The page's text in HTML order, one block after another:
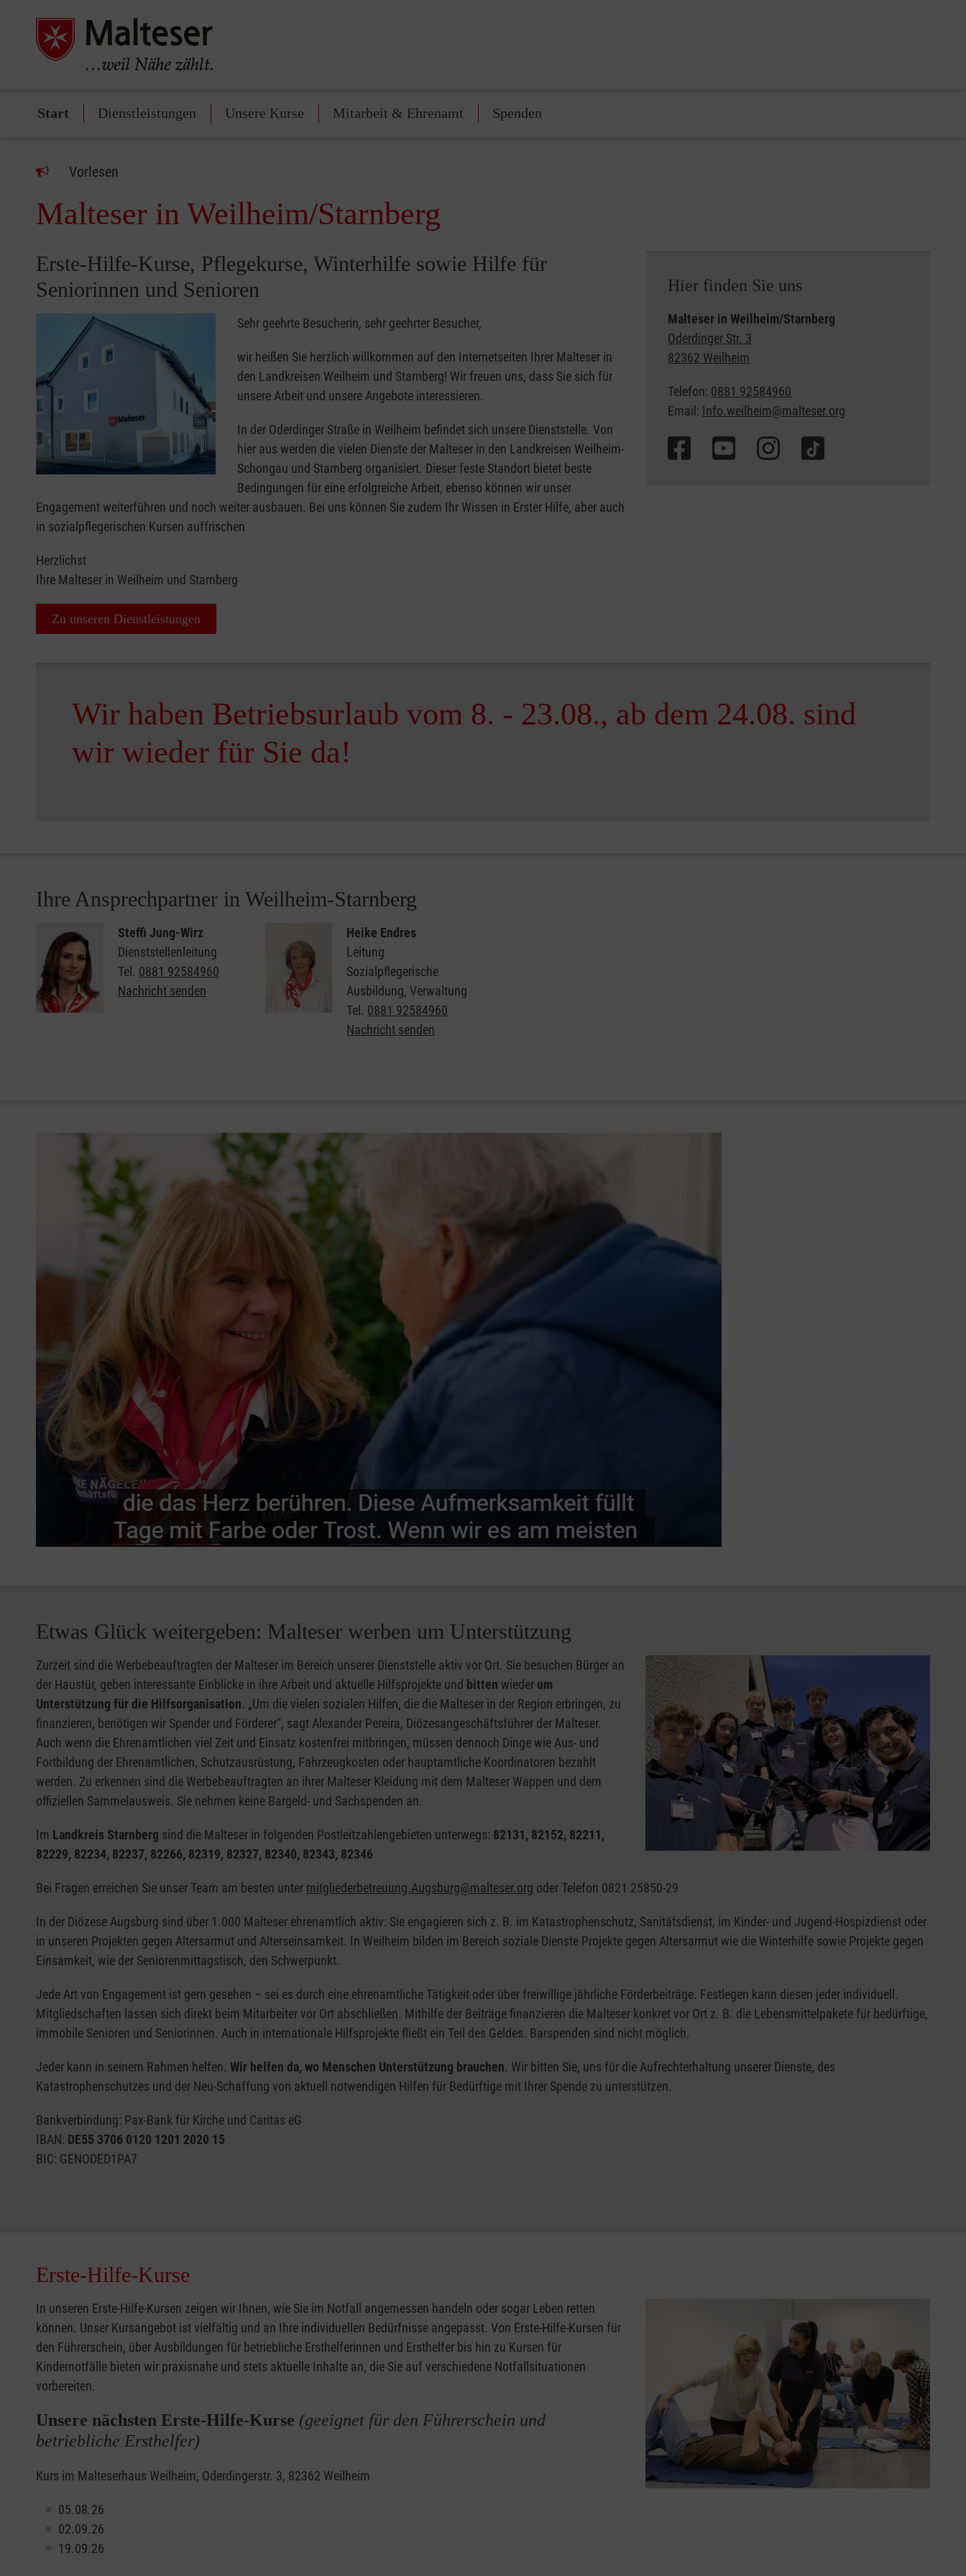
Start Dienstleistungen Unsere Kurse Mitarbeit & Ehrenamt Spenden
Vorlesen
Malteser in Weilheim/Starnberg
Erste-Hilfe-Kurse, Pflegekurse, Winterhilfe sowie Hilfe für
Seniorinnen und Senioren
Sehr geehrte Besucherin, sehr geehrter Besucher,
wir heißen Sie herzlich willkommen auf den Internetseiten Ihrer Malteser in
den Landkreisen Weilheim und Starnberg! Wir freuen uns, dass Sie sich für
unsere Arbeit und unsere Angebote interessieren.
In der Oderdinger Straße in Weilheim befindet sich unsere Dienststelle. Von
hier aus werden die vielen Dienste der Malteser in den Landkreisen Weilheim-
Schongau und Starnberg organisiert. Dieser feste Standort bietet beste
Bedingungen für eine erfolgreiche Arbeit, ebenso können wir unser
Engagement weiterführen und noch weiter ausbauen. Bei uns können Sie zudem Ihr Wissen in Erster Hilfe, aber auch
in sozialpflegerischen Kursen auffrischen
Herzlichst
Ihre Malteser in Weilheim und Starnberg
Zu unseren Dienstleistungen
Hier finden Sie uns
Malteser in Weilheim/Starnberg
Oderdinger Str. 3
82362 Weilheim
Telefon: 0881 92584960
Email: Info.weilheim@malteser.org
Wir haben Betriebsurlaub vom 8. - 23.08., ab dem 24.08. sind
wir wieder für Sie da!
Ihre Ansprechpartner in Weilheim-Starnberg
Steffi Jung-Wirz
Dienststellenleitung
Tel. 0881 92584960
Nachricht senden
Heike Endres
Leitung
Sozialpflegerische
Ausbildung, Verwaltung
Tel. 0881 92584960
Nachricht senden
Etwas Glück weitergeben: Malteser werben um Unterstützung
Zurzeit sind die Werbebeauftragten der Malteser im Bereich unserer Dienststelle aktiv vor Ort. Sie besuchen Bürger an
der Haustür, geben interessante Einblicke in ihre Arbeit und aktuelle Hilfsprojekte und bitten wieder um
Unterstützung für die Hilfsorganisation. „Um die vielen sozialen Hilfen, die die Malteser in der Region erbringen, zu
finanzieren, benötigen wir Spender und Förderer“, sagt Alexander Pereira, Diözesangeschäftsführer der Malteser.
Auch wenn die Ehrenamtlichen viel Zeit und Einsatz kostenfrei mitbringen, müssen dennoch Dinge wie Aus- und
Fortbildung der Ehrenamtlichen, Schutzausrüstung, Fahrzeugkosten oder hauptamtliche Koordinatoren bezahlt
werden. Zu erkennen sind die Werbebeauftragten an ihrer Malteser Kleidung mit dem Malteser Wappen und dem
offiziellen Sammelausweis. Sie nehmen keine Bargeld- und Sachspenden an.
Im Landkreis Starnberg sind die Malteser in folgenden Postleitzahlengebieten unterwegs: 82131, 82152, 82211,
82229, 82234, 82237, 82266, 82319, 82327, 82340, 82343, 82346
Bei Fragen erreichen Sie unser Team am besten unter mitgliederbetreuung.Augsburg@malteser.org oder Telefon 0821 25850-29
In der Diözese Augsburg sind über 1.000 Malteser ehrenamtlich aktiv: Sie engagieren sich z. B. im Katastrophenschutz, Sanitätsdienst, im Kinder- und Jugend-Hospizdienst oder
in unseren Projekten gegen Altersarmut und Alterseinsamkeit. In Weilheim bilden im Bereich soziale Dienste Projekte gegen Altersarmut wie die Winterhilfe sowie Projekte gegen
Einsamkeit, wie der Seniorenmittagstisch, den Schwerpunkt.
Jede Art von Engagement ist gern gesehen – sei es durch eine ehrenamtliche Tätigkeit oder über freiwillige jährliche Förderbeiträge. Festlegen kann diesen jeder individuell.
Mitgliedschaften lassen sich direkt beim Mitarbeiter vor Ort abschließen. Mithilfe der Beiträge finanzieren die Malteser konkret vor Ort z. B. die Lebensmittelpakete für bedürftige,
immobile Senioren und Seniorinnen. Auch in internationale Hilfsprojekte fließt ein Teil des Geldes. Barspenden sind nicht möglich.
Jeder kann in seinem Rahmen helfen. Wir helfen da, wo Menschen Unterstützung brauchen. Wir bitten Sie, uns für die Aufrechterhaltung unserer Dienste, des
Katastrophenschutzes und der Neu-Schaffung von aktuell notwendigen Hilfen für Bedürftige mit Ihrer Spende zu unterstützen.
Bankverbindung: Pax-Bank für Kirche und Caritas eG
IBAN: DE55 3706 0120 1201 2020 15
BIC: GENODED1PA7
Erste-Hilfe-Kurse
In unseren Erste-Hilfe-Kursen zeigen wir Ihnen, wie Sie im Notfall angemessen handeln oder sogar Leben retten
können. Unser Kursangebot ist vielfältig und an Ihre individuellen Bedürfnisse angepasst. Von Erste-Hilfe-Kursen für
den Führerschein, über Ausbildungen für betriebliche Ersthelferinnen und Ersthelfer bis hin zu Kursen für
Kindernotfälle bieten wir praxisnahe und stets aktuelle Inhalte an, die Sie auf verschiedene Notfallsituationen
vorbereiten.
Unsere nächsten Erste-Hilfe-Kurse (geeignet für den Führerschein und
betriebliche Ersthelfer)
Kurs im Malteserhaus Weilheim, Oderdingerstr. 3, 82362 Weilheim
05.08.26
02.09.26
19.09.26